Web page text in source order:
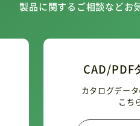
製品に関するご相談などお
CAD/PDF
カタログデー
こち